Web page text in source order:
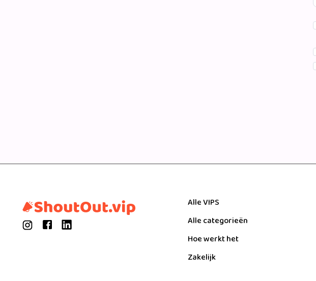
Alle VIPS
Alle categorieën
Hoe werkt het
Zakelijk